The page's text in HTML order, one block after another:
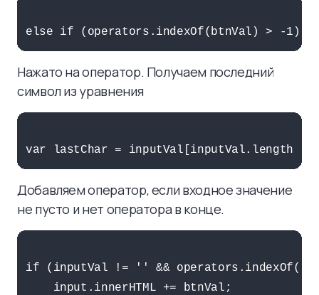
Нажато на оператор. Получаем последний
символ из уравнения
Добавляем оператор, если входное значение
не пусто и нет оператора в конце.
if (inputVal != '' &&